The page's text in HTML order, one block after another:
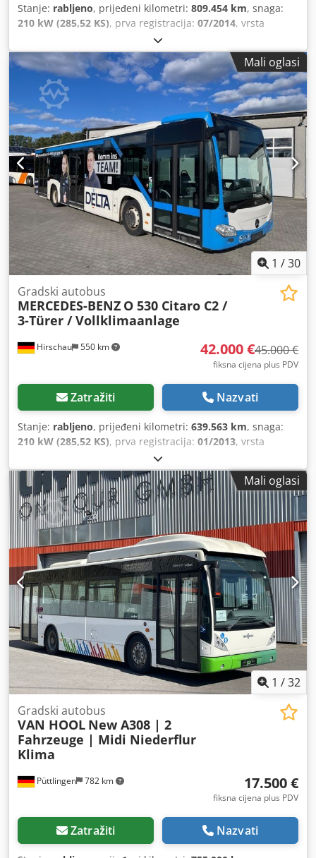
Stanje: rabljeno, prijeđeni kilometri: 809.454 km, snaga:
210 kW (285,52 KS), prva registracija: 07/2014, vrsta
, vrsta prijenosa:
sljedeći pregled (TÜV):08/2026, emisijska klasa:Euro 6,
boja: crvena , kočnice:retarder, Oprema: ABS, grijač za
parkiranje, klima uređaj,
Mali oglasi
1 /30
Hirschau 550 km
Gradski autobus
MERCEDES-BENZ O 530 Citaro C2 /
3-Türer / Vollklimaanlage
42.000 €45.000 €
fiksna cijena plus PDV
Zatražiti Nazvati
Stanje: rabljeno, prijeđeni kilometri: 639.563 km, snaga:
210 kW (285,52 KS), prva registracija: 01/2013, vrsta
, vrsta prijenosa:
sljedeći pregled (TÜV):09/2025, emisijska klasa:Euro 5,
boja:bijela , kočnice:retarder , Oprema:ABS, filtar čestica,
grijač za parkiranje, klima uređaj,
Mali oglasi
1 /32
Püttlingen 782 km
Gradski autobus
VAN HOOL New A308 | 2
Fahrzeuge | Midi Niederflur
Klima
17.500 €
fiksna cijena plus PDV
Zatražiti Nazvati